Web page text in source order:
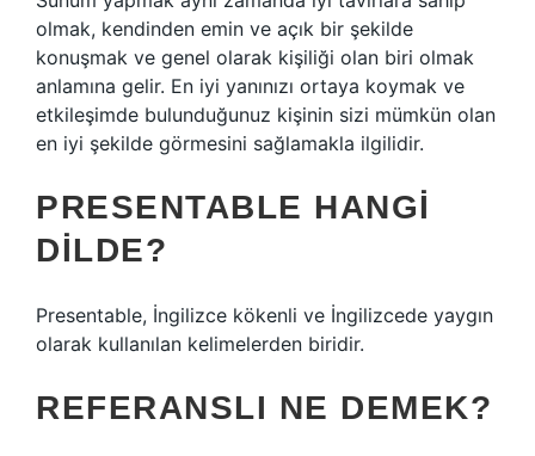
olmak, kendinden emin ve açık bir şekilde
konuşmak ve genel olarak kişiliği olan biri olmak
anlamına gelir. En iyi yanınızı ortaya koymak ve
etkileşimde bulunduğunuz kişinin sizi mümkün olan
en iyi şekilde görmesini sağlamakla ilgilidir.
PRESENTABLE HANGI
DILDE?
Presentable, İngilizce kökenli ve İngilizcede yaygın
olarak kullanılan kelimelerden biridir.
REFERANSLI NE DEMEK?